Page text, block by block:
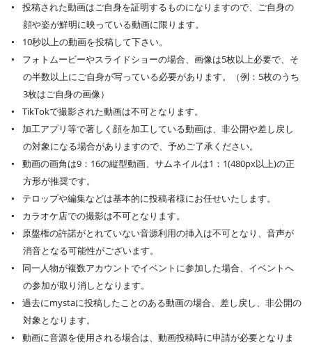
投稿された動画はご自身を証明するものになりますので、ご自身の
顔や姿が鮮明に映っている動画に限ります。
10秒以上の動画を投稿して下さい。
フォトムービーやスライドショーの場合、画像は5枚以上必要で、そ
の半数以上にご自身が写っている必要があります。（例：5枚のうち
3枚はご自身の画像）
TikTokで撮影された動画は不可となります。
加工アプリ等で著しく顔を加工している動画は、非公開や差し戻し
の対象になる場合がありますので、予めご了承ください。
動画の画角は9：16の縦型動画、サムネイルは1：1(480px以上)の正
方形が推奨です。
テロップや編集などは基本的に投稿者様にお任せいたします。
カラオケ店での撮影は不可となります。
原盤権の許諾がとれていない音源利用の挿入は不可となり、音声が
消音となる可能性がございます。
同一人物が複数アカウントでイベントに参加した場合、イベントへ
の参加が取り消しとなります。
過去にmystaに投稿したことのある動画の場合、差し戻し、非公開の
対象となります。
動画に音源を使用される場合は、動画投稿時に申請が必要となりま